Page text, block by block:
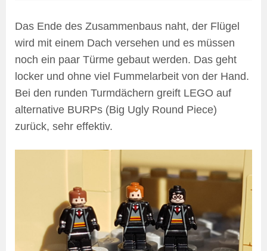
Das Ende des Zusammenbaus naht, der Flügel
wird mit einem Dach versehen und es müssen
noch ein paar Türme gebaut werden. Das geht
locker und ohne viel Fummelarbeit von der Hand.
Bei den runden Turmdächern greift LEGO auf
alternative BURPs (Big Ugly Round Piece)
zurück, sehr effektiv.